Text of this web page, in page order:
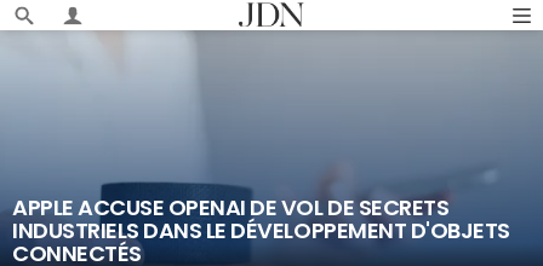
APPLE ACCUSE OPENAI DE VOL DE SECRETS
INDUSTRIELS DANS LE DÉVELOPPEMENT D'OBJETS
CONNECTÉS